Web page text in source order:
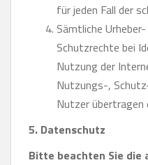
für jeden Fall der
Sämtliche
Schutzrechte bei
Nutzung der
Nutzungs-,
Nutzer übertragen
5. Datenschutz
Bitte beachten Sie die